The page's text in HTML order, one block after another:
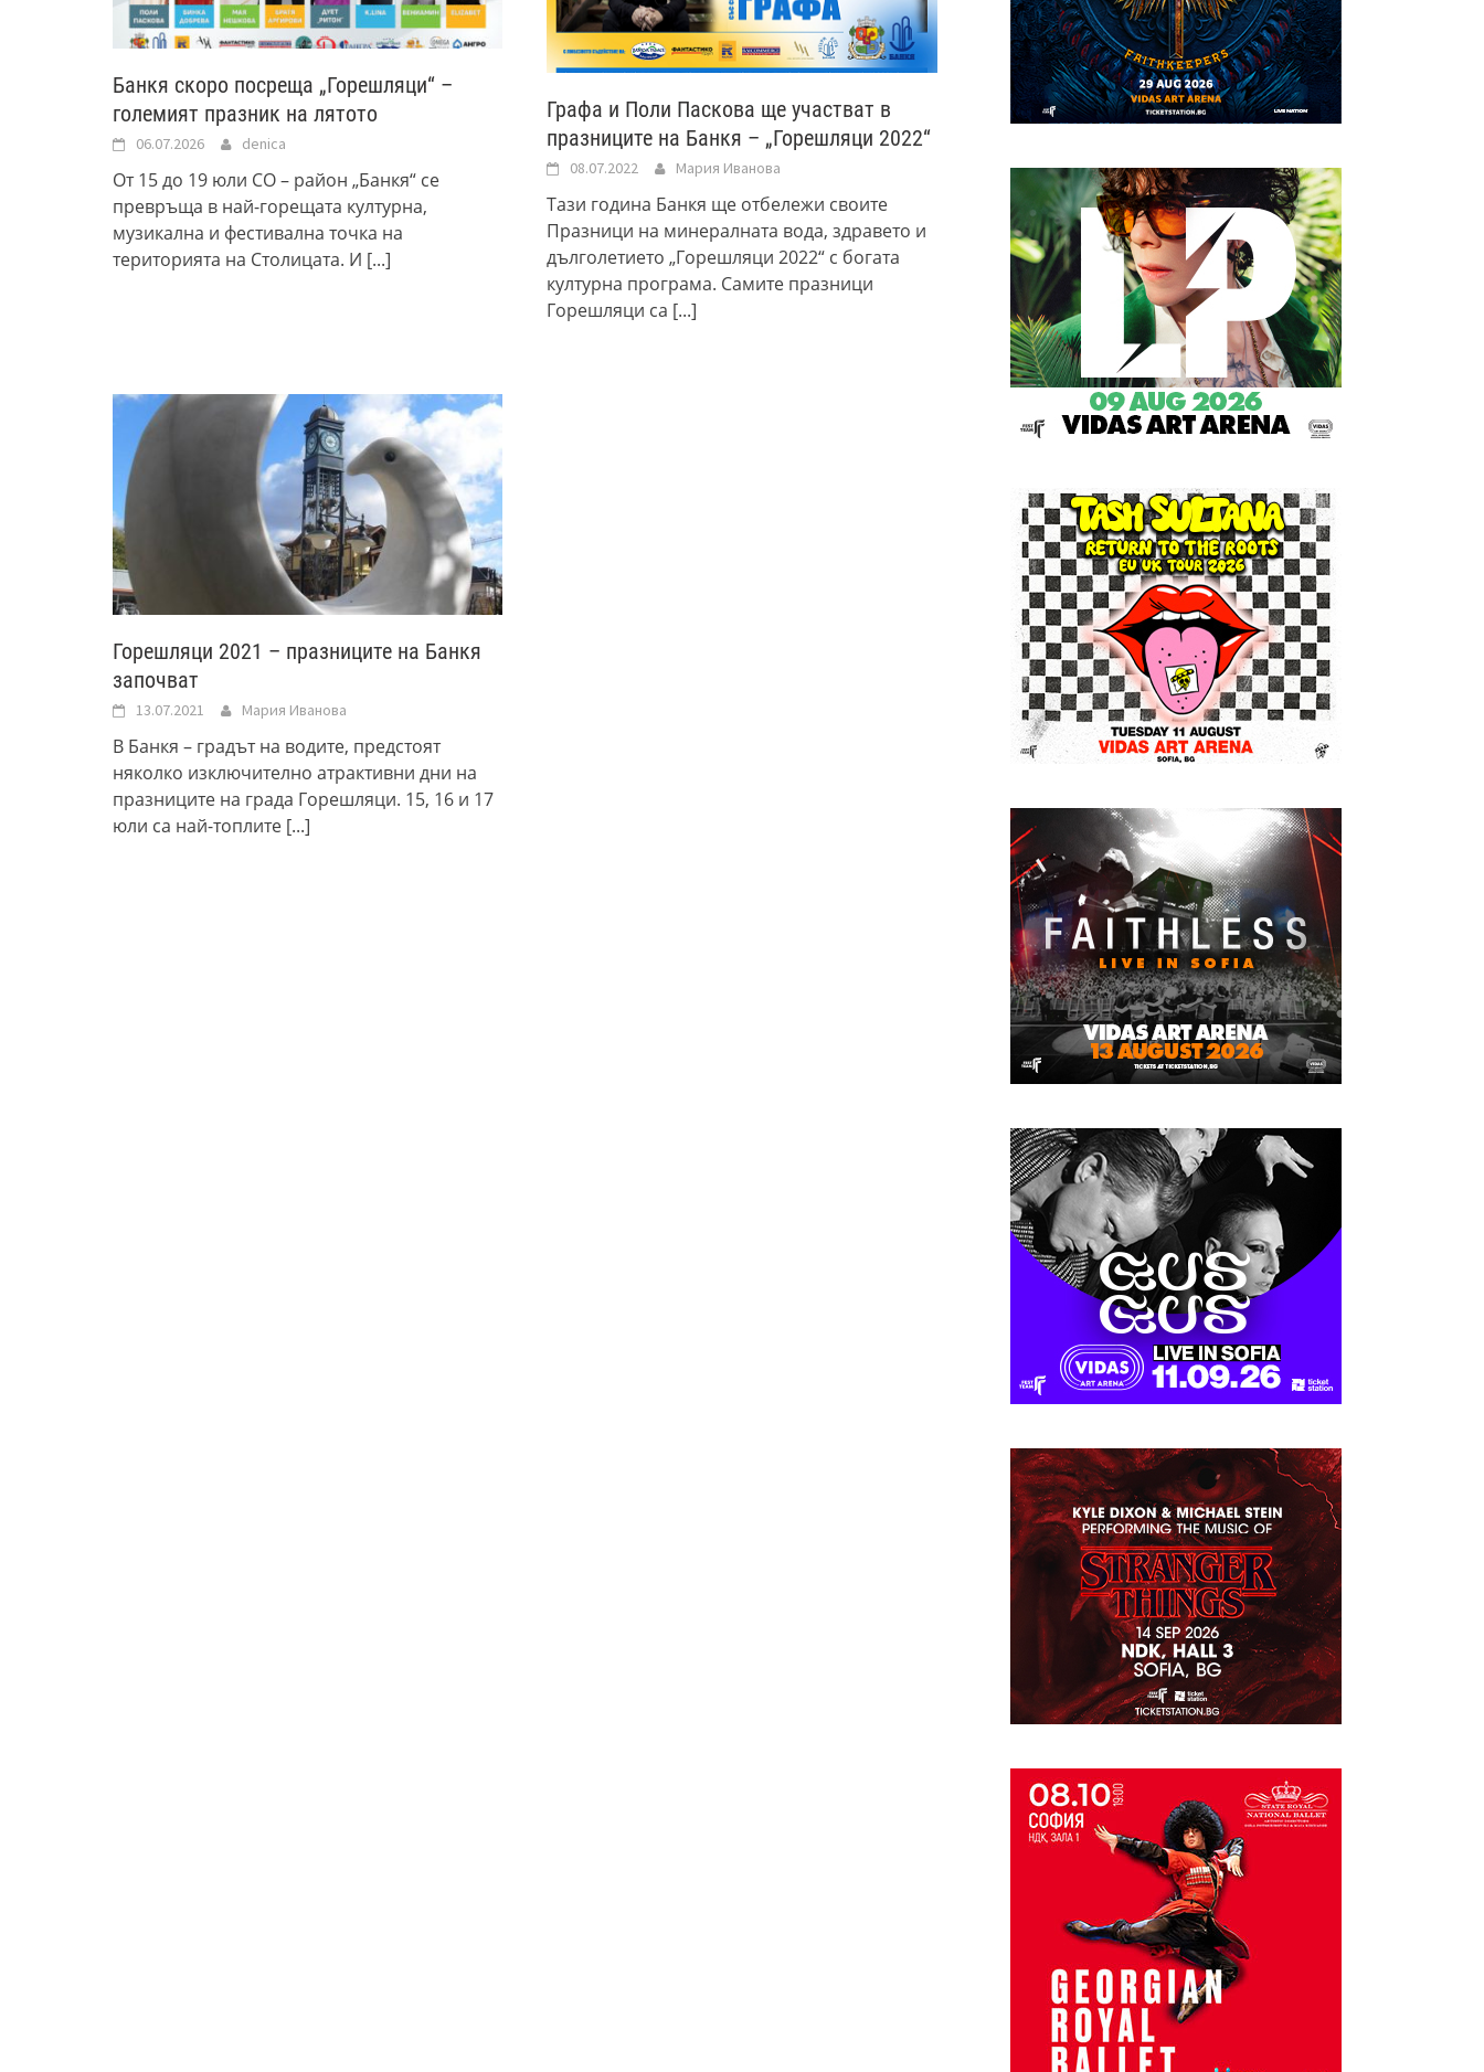
Банкя скоро посреща „Горешляци“ –
големият празник на лятото
06.07.2026 denica
От 15 до 19 юли СО – район „Банкя“ се
превръща в най-горещата културна,
музикална и фестивална точка на
територията на Столицата. И [...]
Графа и Поли Паскова ще участват в
празниците на Банкя – „Горешляци 2022“
08.07.2022 Мария Иванова
Тази година Банкя ще отбележи своите
Празници на минералната вода, здравето и
дълголетието „Горешляци 2022“ с богата
културна програма. Самите празници
Горешляци са [...]
Горешляци 2021 – празниците на Банкя
започват
13.07.2021 Мария Иванова
В Банкя – градът на водите, предстоят
няколко изключително атрактивни дни на
празниците на града Горешляци. 15, 16 и 17
юли са най-топлите [...]